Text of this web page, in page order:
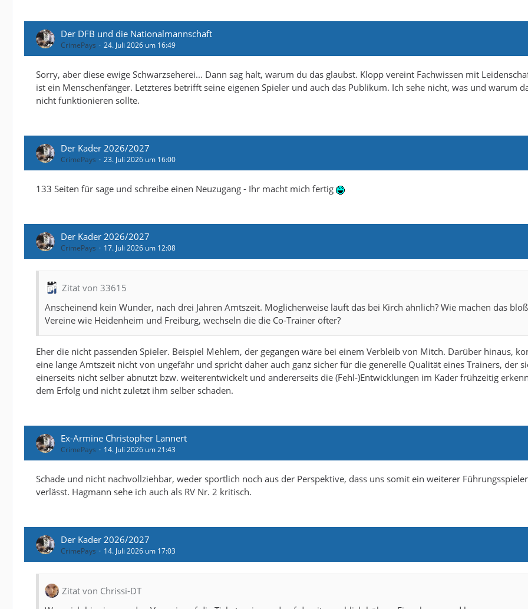
Der DFB und die Nationalmannschaft
CrimePays 24. Juli 2026 um 16:49
Sorry, aber diese ewige Schwarzseherei... Dann sag halt, warum du das glaubst. Klopp vereint Fachwissen mit
ist ein Menschenfänger. Letzteres betrifft seine eigenen Spieler und auch das Publikum. Ich sehe nicht, was und warum
nicht funktionieren sollte.
Der Kader 2026/2027
CrimePays 23. Juli 2026 um 16:00
133 Seiten für sage und schreibe einen Neuzugang - Ihr macht mich fertig
Der Kader 2026/2027
CrimePays 17. Juli 2026 um 12:08
Zitat von 33615
Anscheinend kein Wunder, nach drei Jahren Amtszeit. Möglicherweise läuft das bei Kirch ähnlich? Wie machen das
Vereine wie Heidenheim und Freiburg, wechseln die die Co-Trainer öfter?
Eher die nicht passenden Spieler. Beispiel Mehlem, der gegangen wäre bei einem Verbleib von Mitch. Darüber hinaus,
eine lange Amtszeit nicht von ungefähr und spricht daher auch ganz sicher für die generelle Qualität eines Trainers, der
einerseits nicht selber abnutzt bzw. weiterentwickelt und andererseits die (Fehl-)Entwicklungen im Kader frühzeitig
dem Erfolg und nicht zuletzt ihm selber schaden.
Ex-Armine Christopher Lannert
CrimePays 14. Juli 2026 um 21:43
Schade und nicht nachvollziehbar, weder sportlich noch aus der Perspektive, dass uns somit ein weiterer Führungsspieler
verlässt. Hagmann sehe ich auch als RV Nr. 2 kritisch.
Der Kader 2026/2027
CrimePays 14. Juli 2026 um 17:03
Zitat von Chrissi-DT